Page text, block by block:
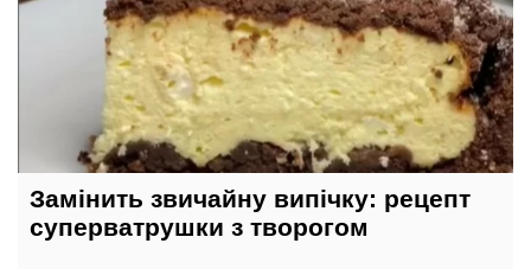
Замінить звичайну випічку: рецепт
суперватрушки з творогом